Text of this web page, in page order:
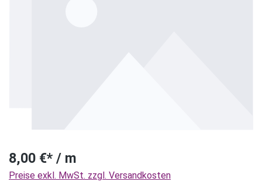
8,00 €* / m
Preise exkl. MwSt. zzgl. Versandkosten